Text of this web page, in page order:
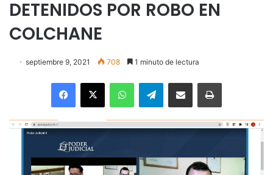
DETENIDOS POR ROBO EN
COLCHANE
septiembre 9, 2021 708 1 minuto de lectura
Facebook
X WhatsAppTelegramEnviar vía email Imprimir